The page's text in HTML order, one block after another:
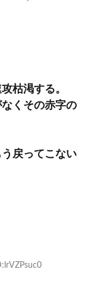
枯渇する。
くその赤字の
戻ってこない